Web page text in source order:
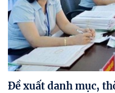
Đề xuất danh mục,